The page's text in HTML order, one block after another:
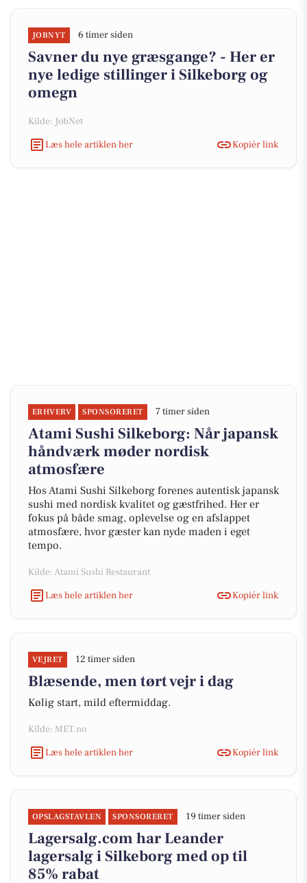
JOBNYT 6 timer siden
Savner du nye græsgange? - Her er
nye ledige stillinger i Silkeborg og
omegn
Kilde: JobNet
Læs hele artiklen her
Kopiér link
ERHVERV SPONSORERET 7 timer siden
Atami Sushi Silkeborg: Når japansk
håndværk møder nordisk
atmosfære
Hos Atami Sushi Silkeborg forenes autentisk japansk
sushi med nordisk kvalitet og gæstfrihed. Her er
fokus på både smag, oplevelse og en afslappet
atmosfære, hvor gæster kan nyde maden i eget
tempo.
Kilde: Atami Sushi Restaurant
Læs hele artiklen her
Kopiér link
VEJRET 12 timer siden
Blæsende, men tørt vejr i dag
Kølig start, mild eftermiddag.
Kilde: MET.no
Læs hele artiklen her
Kopiér link
OPSLAGSTAVLEN SPONSORERET 19 timer siden
Lagersalg.com har Leander
lagersalg i Silkeborg med op til
85% rabat